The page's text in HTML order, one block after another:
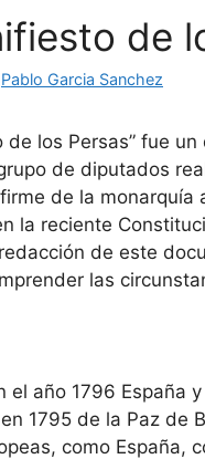
de
Pablo Garcia Sanchez
de los Persas” fue
de diputados
de la
la reciente
de este
las
el año 1796 España
1795 de la Paz de
como España,